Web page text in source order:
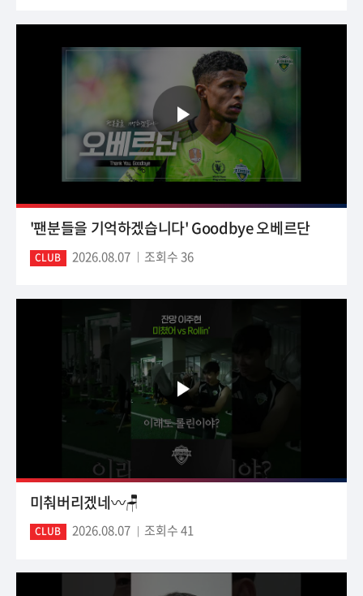
'팬분들을 기억하겠습니다' Goodbye 오베르단
CLUB 2026.08.07 조회수 36
미춰버리겠네〰️🪑
CLUB 2026.08.07 조회수 41